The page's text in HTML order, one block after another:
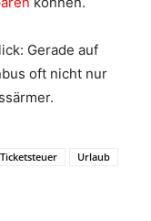
Gerade auf
oft nicht nur
Ticketsteuer Urlaub